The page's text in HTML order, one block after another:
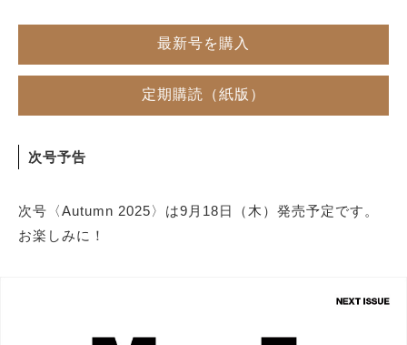
最新号を購入
定期購読（紙版）
次号予告
次号〈Autumn 2025〉は9月18日（木）発売予定です。
お楽しみに！